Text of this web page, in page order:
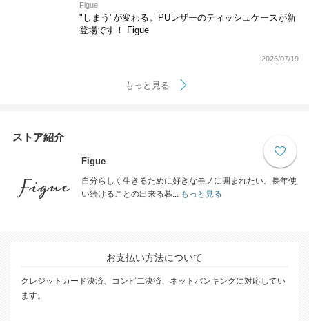
Figue
"しまう"が変わる。PUレザーのティッシュケースが新
登場です！ Figue
2026/07/19
もっと見る
ストア紹介
Figue
自分らしく生きるために好きなモノに囲まれたい。長年使
い続けることの出来る暮...
もっと見る
お支払い方法について
クレジットカード決済、コンビ二決済、ネットバンキングに対応してい
ます。